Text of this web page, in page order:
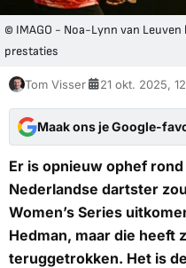
© IMAGO - Noa-Lynn van
prestaties
Tom Visser 21 okt. 2025,
Maak ons je Google-
Er is opnieuw ophef rond
Nederlandse dartster
Women’s Series
Hedman, maar die heeft
teruggetrokken. Het is